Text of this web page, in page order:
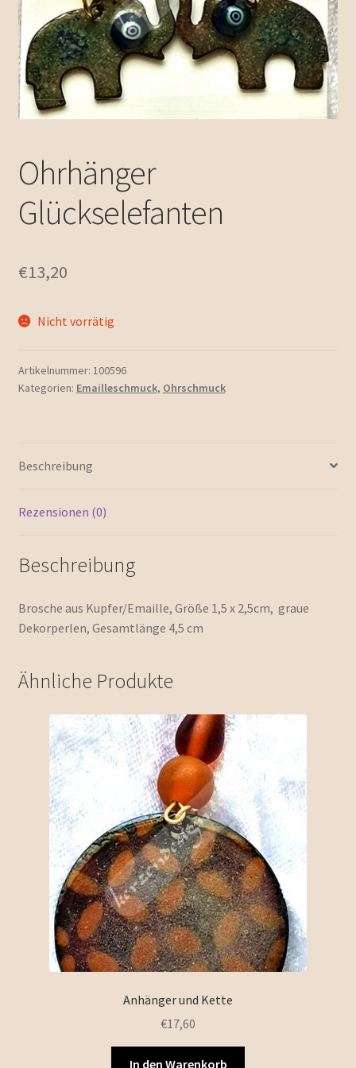
Emailleschmuck
öffnen
Impressum / Kontakt
Ohrhänger
Glückselefanten
€13,20
Nicht vorrätig
Artikelnummer: 100596
Kategorien: Emailleschmuck, Ohrschmuck
Beschreibung
Rezensionen (0)
Beschreibung
Brosche aus Kupfer/Emaille, Größe 1,5 x 2,5cm, graue
Dekorperlen, Gesamtlänge 4,5 cm
Ähnliche Produkte
Anhänger und Kette
€17,60
In den Warenkorb